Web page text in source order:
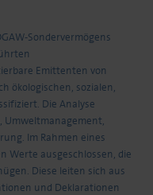
Sondervermögens
Emittenten von
ökologischen, sozialen,
Die Analyse
Umweltmanagement,
Im Rahmen eines
Werte ausgeschlossen, die
Diese leiten sich aus
und Deklarationen